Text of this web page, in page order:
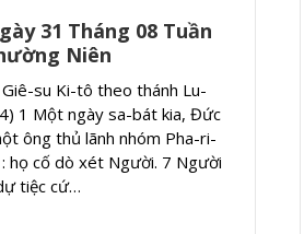
31 Tháng 08 Tuần
Niên
su Ki-tô theo thánh Lu-
1 Một ngày sa-bát kia, Đức
ông thủ lãnh nhóm Pha-ri-
họ cố dò xét Người. 7 Người
tiệc cứ…